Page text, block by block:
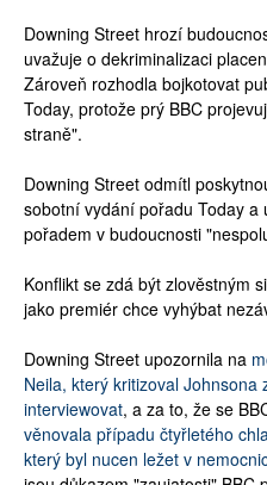
Downing Street hrozí
uvažuje o dekriminalizaci
Zároveň rozhodla bojkotovat
Today, protože prý BBC
straně".
Downing Street odmítl
sobotní vydání pořadu Today a
pořadem v budoucnosti
Konflikt se zdá být zlověstným
jako premiér chce vyhýbat
Downing Street upozornila na
Neila, který kritizoval
interviewovat, a za to, že se
věnovala případu čtyřletého
který byl nucen ležet v